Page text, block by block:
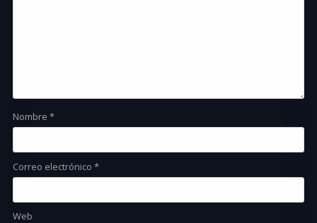
Nombre*
Correo electrónico*
Web